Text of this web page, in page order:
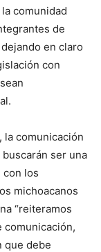
comunidad
de
en claro
con
la comunicación
ser una
con los
michoacanos
“reiteramos
comunicación,
que debe